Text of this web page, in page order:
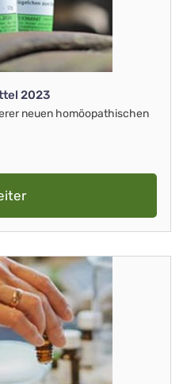
2023
neuen homöopathischen